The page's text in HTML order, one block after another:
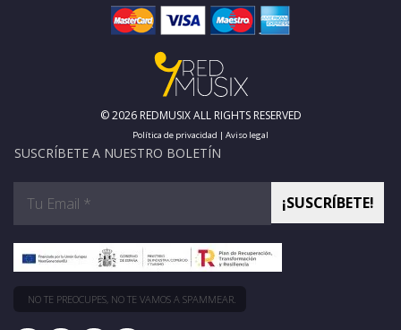
© 2026 REDMUSIX ALL RIGHTS RESERVED
Política de privacidad | Aviso legal
SUSCRÍBETE A NUESTRO BOLETÍN
NO TE PREOCUPES, NO TE VAMOS A SPAMMEAR.